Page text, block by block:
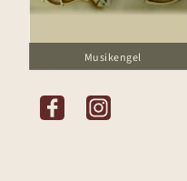
Musikengel